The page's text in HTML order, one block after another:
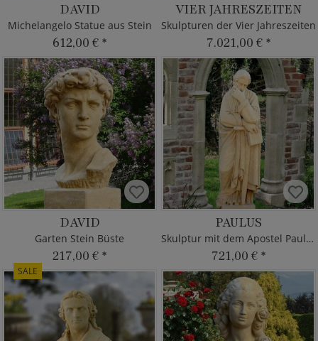
DAVID
Michelangelo Statue aus Stein
612,00 € *
VIER JAHRESZEITEN
Skulpturen der Vier Jahreszeiten
7.021,00 € *
DAVID
Garten Stein Büste
217,00 € *
PAULUS
Skulptur mit dem Apostel Paulus
721,00 € *
SALE